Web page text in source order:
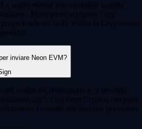
wallet esterni non-custodial usando
Molti utenti scelgono l'app
fondi sul DeFi Wallet di Crypto.com
inviare Neon EVM?
del wallet del destinatario e, a seconda
tag". Con l'app Crypto.com puoi
i contatti dal telefono per evitare